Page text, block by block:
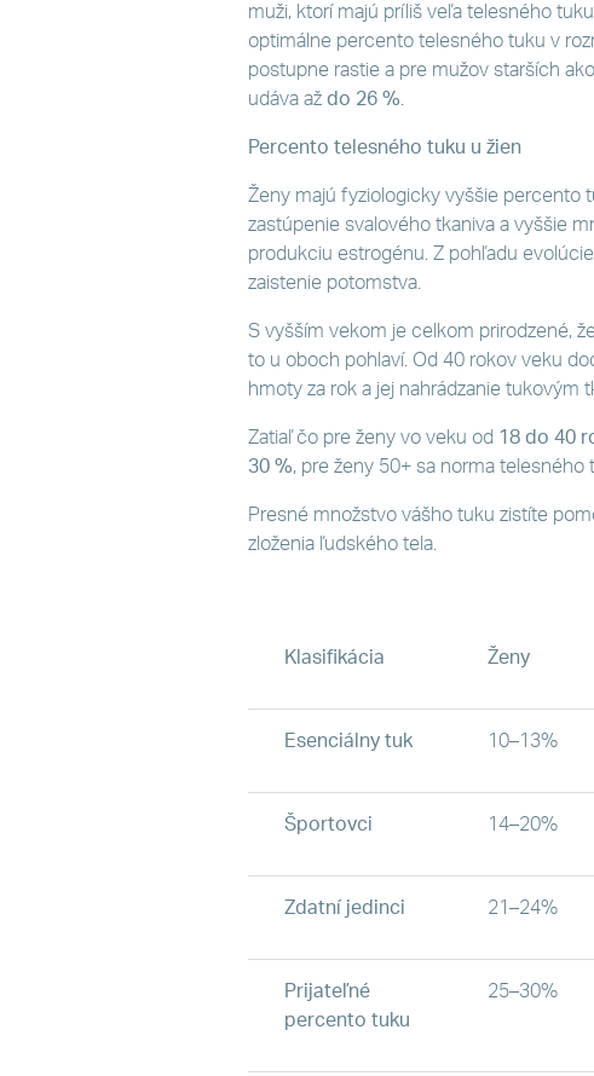
muži, ktorí majú príliš veľa telesného
optimálne percento telesného tuku v
postupne rastie a pre mužov starších
udáva až do 26 %
Percento telesného tuku u žien
Ženy majú fyziologicky vyššie percento
zastúpenie svalového tkaniva a vyššie
produkciu estrogénu. Z pohľadu
zaistenie potomstva.
S vyšším vekom je celkom prirodzené,
to u oboch pohlaví. Od 40 rokov veku
hmoty za rok a jej nahrádzanie tukovým
Zatiaľ čo pre ženy vo veku od 18 do 40
30 %, pre ženy 50+ sa norma telesného
Presné množstvo vášho tuku zistíte
zloženia ľudského tela.
Klasifikácia Ženy
Esenciálny tuk 10–13%
Športovci 14–20%
Zdatní jedinci 21–24%
Prijateľné
percento tuku
25–30%